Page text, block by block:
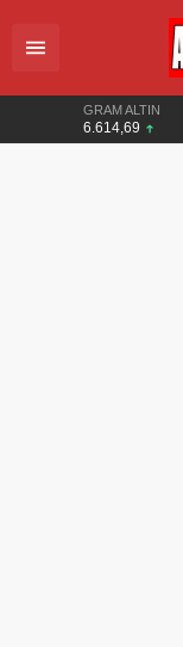
GRAM ALTIN
6.614,69